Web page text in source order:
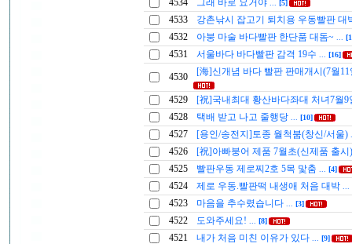
4534 그래 바로 요거야 [5]
4533
강촌낚시 잡고기 퇴치용 우동빨판 대
4532
아붕 마술 바다빨판 한단품 대돔~
4531 서울바다 바다빨판 감격 19수 [16]
4530 [海]신개념 바다 빨판 판매개시(7월
4529
[祝]국내최대 황산바다좌대 처녀7월
4528
택배 받고 나고 줄행당 [10]
4527 [용인/송전지]토종 월척붐(창신/서울)
4526
[祝]아빠붕어 제품 7월초(신제품 출
4525
빨판우동 제로찌2호 5목 맟춤 [4]
4524 제로 우동.빨판떡 내생애 처음 대박
4523 마음을 추수렸습니다 [3]
4522 도와주세요! [8]
4521 내가 처음 미친 이유가 있다 [9]